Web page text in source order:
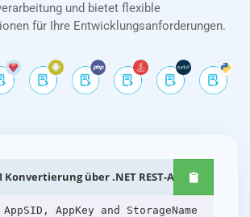
und bietet flexible
für Ihre Entwicklungsanforderungen.
Konvertierung über .NET REST-APIs
AppKey and StorageName